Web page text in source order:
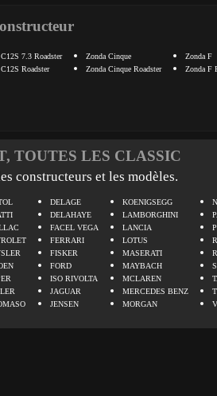
7.3 Roadster
Roadster
Zonda Cinque
Zonda Cinque Roadster
Zonda F
Zonda F
TOUTES LES CLASSIC
constructeurs et les modèles.
DELAGE
DELAHAYE
FACEL VEGA
FERRARI
FISKER
FORD
ISO RIVOLTA
JAGUAR
JENSEN
KOENIGSEGG
LAMBORGHINI
LANCIA
LOTUS
MASERATI
MAYBACH
MCLAREN
MERCEDES BENZ
MORGAN